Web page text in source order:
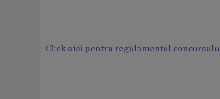
Click aici pentru regulamentul